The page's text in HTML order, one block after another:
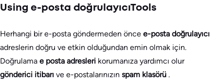
Using e-posta doğrulayıcıTools
Herhangi bir e-posta göndermeden önce e-posta doğrulayıcı
adreslerin doğru ve etkin olduğundan emin olmak için.
Doğrulama e posta adresleri korumanıza yardımcı olur
gönderici itibarı ve e-postalarınızın spam klasörü .